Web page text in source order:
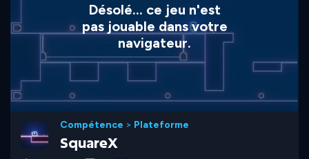
Désolé... ce jeu n'est
pas jouable dans votre
navigateur.
Compétence > Plateforme
SquareX